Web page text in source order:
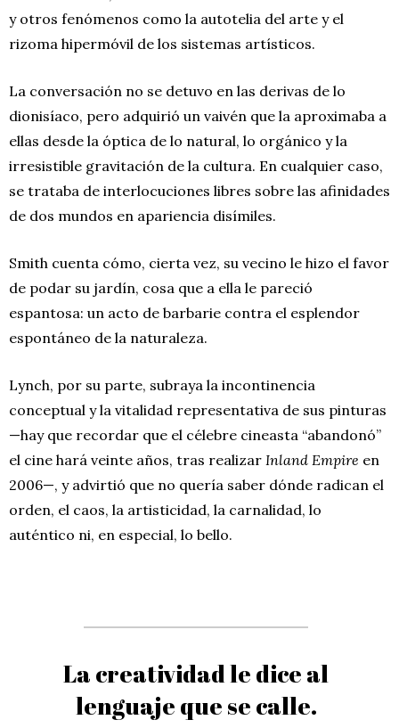
y otros fenómenos como la autotelia del arte y el
rizoma hipermóvil de los sistemas artísticos.
La conversación no se detuvo en las derivas de lo
dionisíaco, pero adquirió un vaivén que la aproximaba a
ellas desde la óptica de lo natural, lo orgánico y la
irresistible gravitación de la cultura. En cualquier caso,
se trataba de interlocuciones libres sobre las afinidades
de dos mundos en apariencia disímiles.
Smith cuenta cómo, cierta vez, su vecino le hizo el favor
de podar su jardín, cosa que a ella le pareció
espantosa: un acto de barbarie contra el esplendor
espontáneo de la naturaleza.
Lynch, por su parte, subraya la incontinencia
conceptual y la vitalidad representativa de sus pinturas
—hay que recordar que el célebre cineasta “abandonó”
el cine hará veinte años, tras realizar Inland Empire en
2006—, y advirtió que no quería saber dónde radican el
orden, el caos, la artisticidad, la carnalidad, lo
auténtico ni, en especial, lo bello.
La creatividad le dice al
lenguaje que se calle.